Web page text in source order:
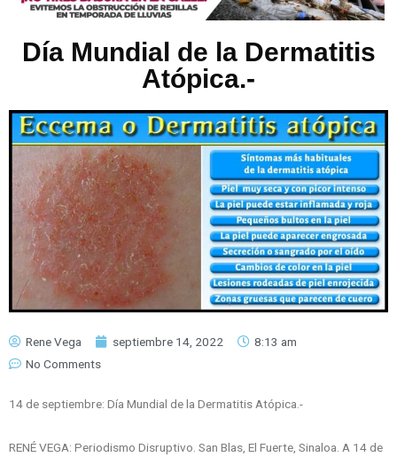
Día Mundial de la Dermatitis
Atópica.-
Rene Vega septiembre 14, 2022
8:13 am
No Comments
14 de septiembre: Día Mundial de la Dermatitis Atópica.-
RENÉ VEGA: Periodismo Disruptivo. San Blas, El Fuerte, Sinaloa. A 14 de